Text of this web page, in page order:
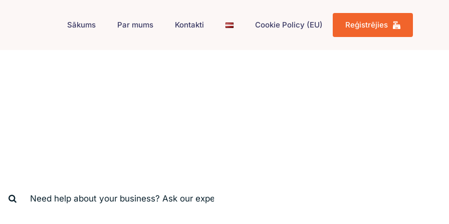
Sākums Par mums Kontakti Cookie Policy (EU) Reģistrējies
for: